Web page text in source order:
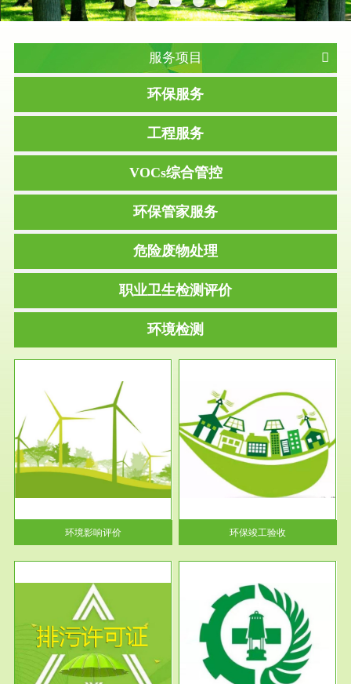
服务项目
环保服务
工程服务
VOCs综合管控
环保管家服务
危险废物处理
职业卫生检测评价
环境检测
环境影响评价
服务范围
环保竣工验收
根据《建设项目环境保护管理条
例》第十七条 编制环境影响报
告书、...
环保竣工验收
服务范围
应急预案
根据《中华人民共和国环境保护